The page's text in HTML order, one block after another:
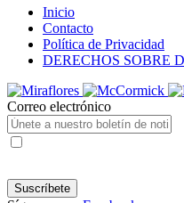
Inicio
Contacto
Política de Privacidad
DERECHOS SOBRE
Correo electrónico